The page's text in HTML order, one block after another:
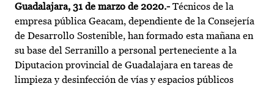
Guadalajara, 31 de marzo de 2020.- Técnicos de la
empresa pública Geacam, dependiente de la Consejería
de Desarrollo Sostenible, han formado esta mañana en
su base del Serranillo a personal perteneciente a la
Diputacion provincial de Guadalajara en tareas de
limpieza y desinfección de vías y espacios públicos